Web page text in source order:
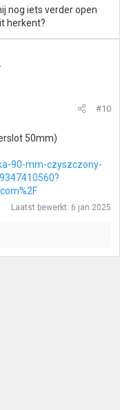
nog iets verder open
herkent?
#10
50mm)
90-mm-czyszczony-
Laatst bewerkt: 6 jan 2025